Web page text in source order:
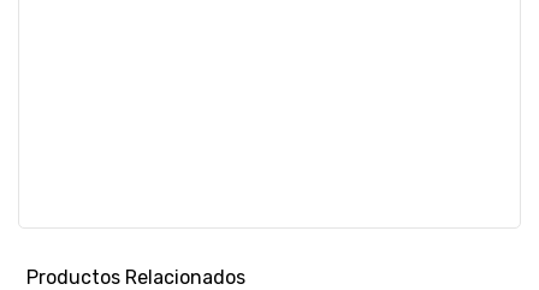
Productos Relacionados